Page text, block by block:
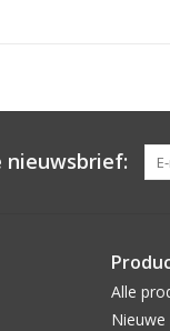
nieuwsbrief:
Alle